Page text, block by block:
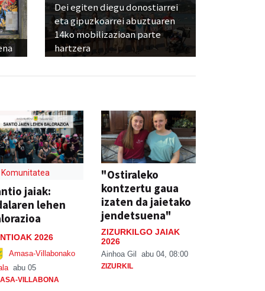
Dei egiten diegu donostiarrei
eta gipuzkoarrei abuztuaren
14ko mobilizazioan parte
hartzera
Komunitatea
jaiak:
lehen
2026
Amasa-Villabonako
abu 05
VILLABONA
"Ostiraleko
kontzertu gaua
izaten da jaietako
jendetsuena"
ZIZURKILGO JAIAK
2026
Ainhoa Gil abu 04, 08:00
ZIZURKIL